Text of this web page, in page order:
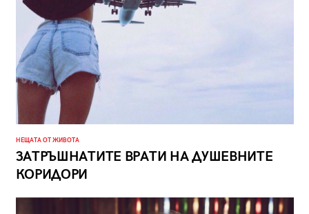
НЕЩАТА ОТ ЖИВОТА
ЗАТРЪШНАТИТЕ ВРАТИ НА ДУШЕВНИТЕ
КОРИДОРИ